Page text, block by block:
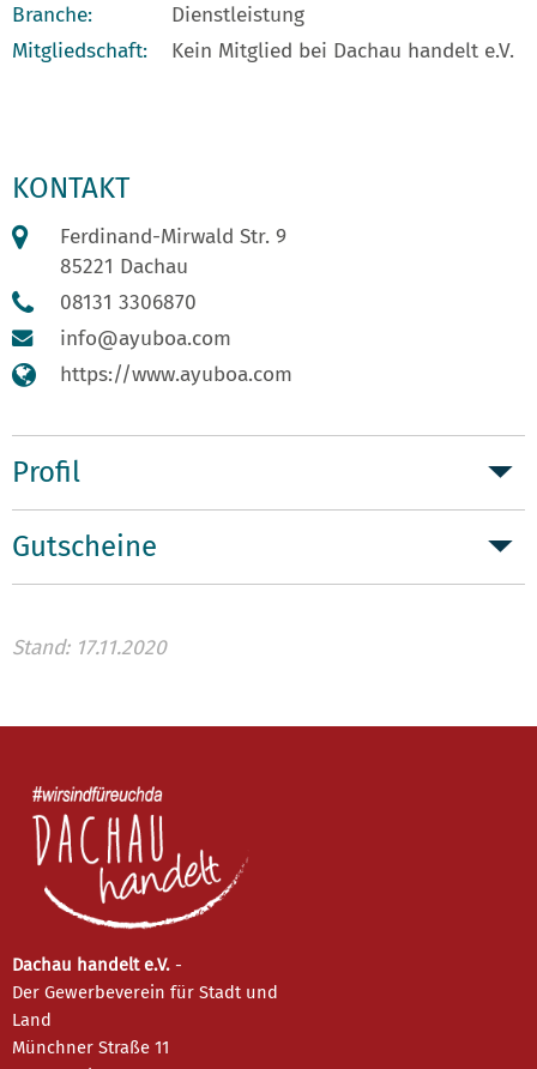
Branche:
Dienstleistung
Mitgliedschaft:
Kein Mitglied bei Dachau handelt e.V.
KONTAKT
Ferdinand-Mirwald Str. 9
85221 Dachau
08131 3306870
info@ayuboa.com
https://www.ayuboa.com
Profil
Gutscheine
Stand: 17.11.2020
Dachau handelt e.V. -
Der Gewerbeverein für Stadt und
Land
Münchner Straße 11